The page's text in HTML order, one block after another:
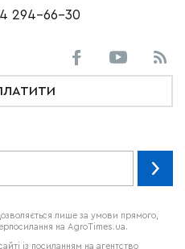
294-66-30
лише за умови прямого,
на AgroTimes.ua.
із посиланням на агентство